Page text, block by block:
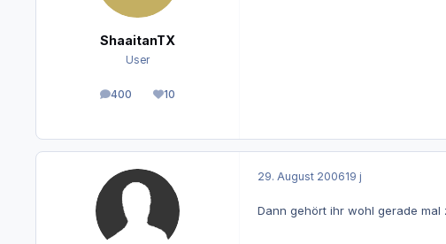
ShaaitanTX
User
400
Beiträge 10
Reputation
29. August 200619 j
Dann gehört ihr wohl gerade